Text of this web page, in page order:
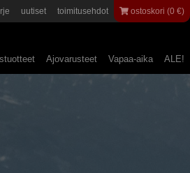
uutiset toimitusehdot ostoskori (0 €)
Ajovarusteet Vapaa-aika ALE!